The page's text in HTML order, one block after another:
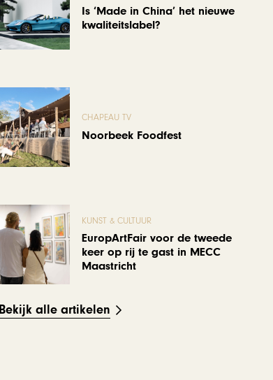
Is ‘Made in China’ het nieuwe
kwaliteitslabel?
CHAPEAU TV
Noorbeek Foodfest
KUNST & CULTUUR
EuropArtFair voor de tweede
keer op rij te gast in MECC
Maastricht
Bekijk alle artikelen